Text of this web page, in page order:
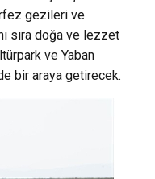
gezileri ve
sıra doğa ve lezzet
ve Yaban
bir araya getirecek.